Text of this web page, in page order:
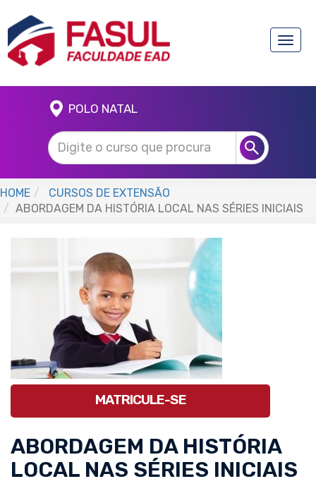
Toggle
POLO NATAL
HOME
CURSOS DE EXTENSÃO
ABORDAGEM DA HISTÓRIA LOCAL NAS SÉRIES INICIAIS
MATRICULE-SE
ABORDAGEM DA HISTÓRIA
LOCAL NAS SÉRIES INICIAIS